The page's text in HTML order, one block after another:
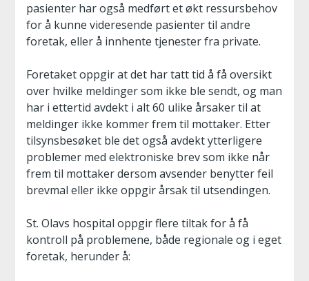
pasienter har også medført et økt ressursbehov
for å kunne videresende pasienter til andre
foretak, eller å innhente tjenester fra private.
Foretaket oppgir at det har tatt tid å få oversikt
over hvilke meldinger som ikke ble sendt, og man
har i ettertid avdekt i alt 60 ulike årsaker til at
meldinger ikke kommer frem til mottaker. Etter
tilsynsbesøket ble det også avdekt ytterligere
problemer med elektroniske brev som ikke når
frem til mottaker dersom avsender benytter feil
brevmal eller ikke oppgir årsak til utsendingen.
St. Olavs hospital oppgir flere tiltak for å få
kontroll på problemene, både regionale og i eget
foretak, herunder å: